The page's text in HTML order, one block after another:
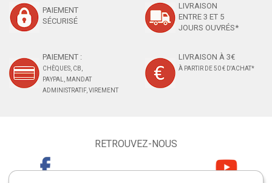
PAIEMENT
SÉCURISÉ
LIVRAISON
ENTRE 3 ET 5
JOURS OUVRÉS*
PAIEMENT :
CHÈQUES, CB,
PAYPAL, MANDAT
ADMINISTRATIF, VIREMENT
LIVRAISON À 3€
À PARTIR DE 50 € D'ACHAT*
RETROUVEZ-NOUS